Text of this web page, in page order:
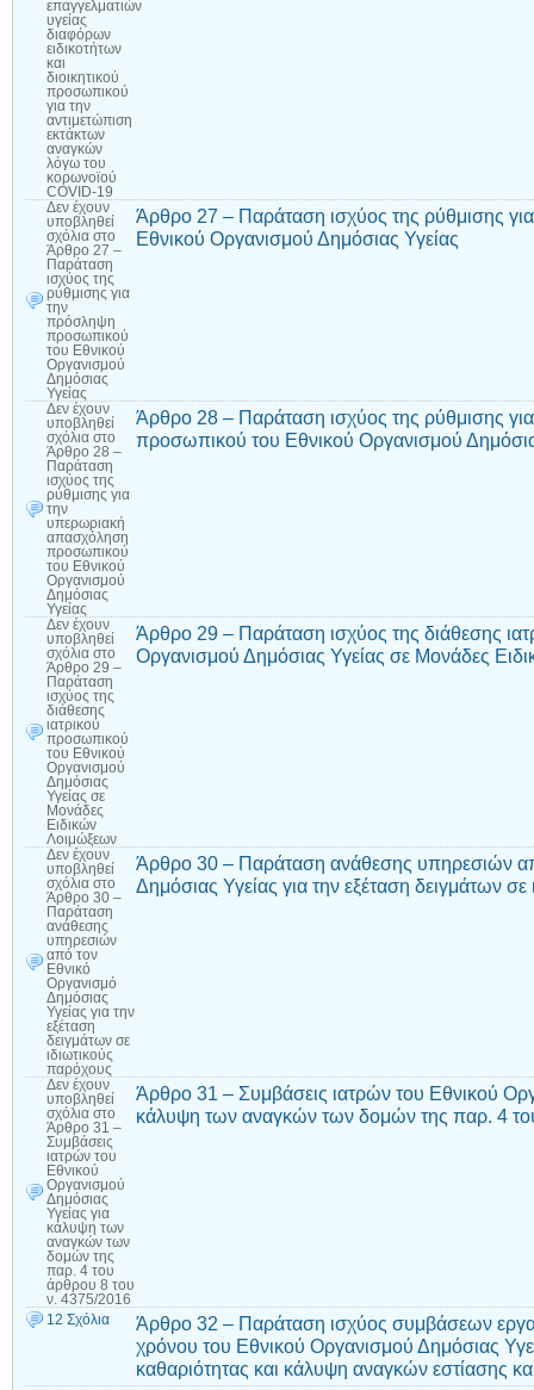
επαγγελματιών
υγείας
διαφόρων
ειδικοτήτων
και
διοικητικού
προσωπικού
για την
αντιμετώπιση
εκτάκτων
αναγκών
λόγω του
κορωνοϊού
COVID-19
Δεν έχουν
υποβληθεί
σχόλια στο
Άρθρο 27 –
Παράταση
ισχύος της
ρύθμισης για
την
πρόσληψη
προσωπικού
του Εθνικού
Οργανισμού
Δημόσιας
Υγείας
Άρθρο 27 – Παράταση ισχύος της ρύθμισης
Εθνικού Οργανισμού Δημόσιας Υγείας
Δεν έχουν
υποβληθεί
σχόλια στο
Άρθρο 28 –
Παράταση
ισχύος της
ρύθμισης για
την
υπερωριακή
απασχόληση
προσωπικού
του Εθνικού
Οργανισμού
Δημόσιας
Υγείας
Άρθρο 28 – Παράταση ισχύος της ρύθμισης
προσωπικού του Εθνικού Οργανισμού
Δεν έχουν
υποβληθεί
σχόλια στο
Άρθρο 29 –
Παράταση
ισχύος της
διάθεσης
ιατρικού
προσωπικού
του Εθνικού
Οργανισμού
Δημόσιας
Υγείας σε
Μονάδες
Ειδικών
Λοιμώξεων
Άρθρο 29 – Παράταση ισχύος της διάθεσης
Οργανισμού Δημόσιας Υγείας σε Μονάδες
Δεν έχουν
υποβληθεί
σχόλια στο
Άρθρο 30 –
Παράταση
ανάθεσης
υπηρεσιών
από τον
Εθνικό
Οργανισμό
Δημόσιας
Υγείας για την
εξέταση
δειγμάτων σε
ιδιωτικούς
παρόχους
Άρθρο 30 – Παράταση ανάθεσης υπηρεσιών
Δημόσιας Υγείας για την εξέταση δειγμάτων
Δεν έχουν
υποβληθεί
σχόλια στο
Άρθρο 31 –
Συμβάσεις
ιατρών του
Εθνικού
Οργανισμού
Δημόσιας
Υγείας για
κάλυψη των
αναγκών των
δομών της
παρ. 4 του
άρθρου 8 του
ν. 4375/2016
Άρθρο 31 – Συμβάσεις ιατρών του Εθνικού
κάλυψη των αναγκών των δομών της παρ. 4
12 Σχόλια
Άρθρο 32 – Παράταση ισχύος συμβάσεων
χρόνου του Εθνικού Οργανισμού Δημόσιας
καθαριότητας και κάλυψη αναγκών εστίασης